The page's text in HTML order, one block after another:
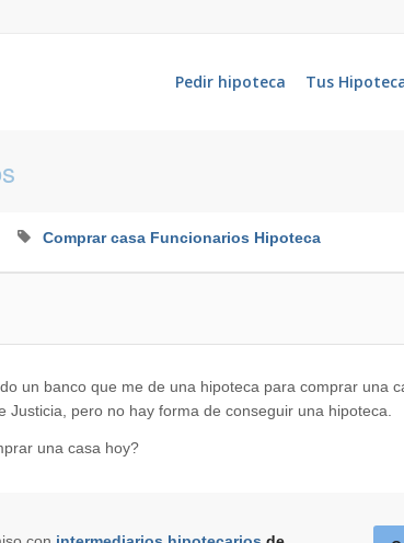
Pedir hipoteca Tus
Comprar casa Funcionarios Hipoteca
un banco que me de una hipoteca para comprar una
Justicia, pero no hay forma de conseguir una hipoteca.
una casa hoy?